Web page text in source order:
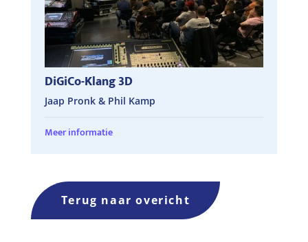
DiGiCo-Klang 3D
Jaap Pronk & Phil Kamp
Meer informatie
Terug naar overicht